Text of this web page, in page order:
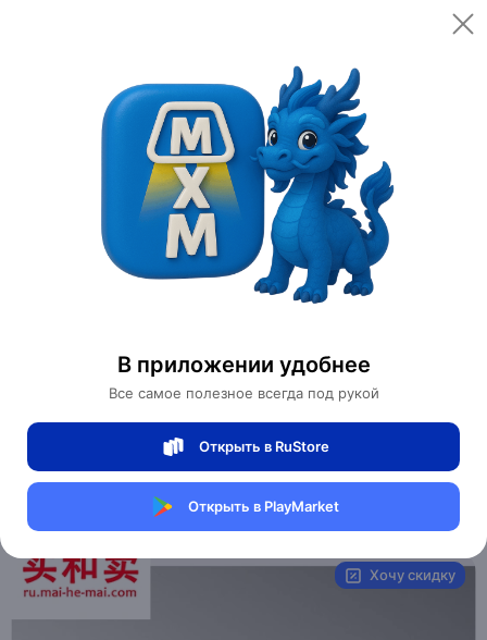
В приложении удобнее
Все самое полезное всегда под рукой
Открыть в RuStore
Открыть в PlayMarket
Открыть
Категории
Мебель для дома и офиса
Освещение для дома
Потолочные светильники
Потолочный светильник хелфри 80 см
0 отзывов 0
Магазин Weller Store
Артикул: MHM00000K8027-3
Хочу скидку